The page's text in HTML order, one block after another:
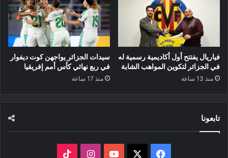
فياريال يفتتح أول أكاديمية رسمية له
في الجزائر لتكوين المواهب الشابة
منذ 13 ساعة
سيدات الجزائر يواجهن كوت ديفوار
في ربع نهائي كأس أمم إفريقيا
منذ 17 ساعة
تابعونا
فيسبوك ‫YouTubeانستقرام